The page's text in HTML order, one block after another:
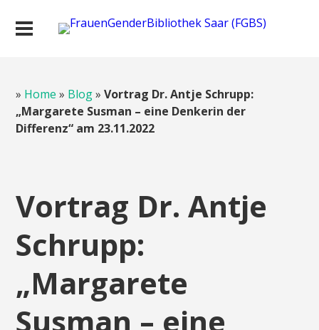
» Home » Blog»Vortrag Dr. Antje Schrupp:
„Margarete Susman – eine Denkerin der
Differenz“ am 23.11.2022
Vortrag Dr. Antje
Schrupp:
„Margarete
Susman – eine